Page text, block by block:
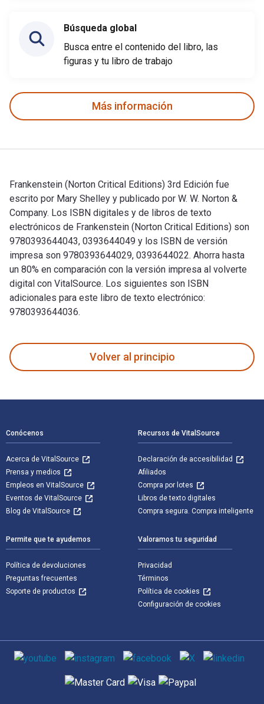
Búsqueda global
Busca entre el contenido del libro, las
figuras y tu libro de trabajo
Más información
Frankenstein (Norton Critical Editions) 3rd Edición fue
escrito por Mary Shelley y publicado por W. W. Norton &
Company. Los ISBN digitales y de libros de texto
electrónicos de Frankenstein (Norton Critical Editions) son
9780393644043, 0393644049 y los ISBN de versión
impresa son 9780393644029, 0393644022. Ahorra hasta
un 80% en comparación con la versión impresa al volverte
digital con VitalSource. Los siguientes son ISBN
adicionales para este libro de texto electrónico:
9780393644036.
Volver al principio
Conócenos
Acerca de VitalSource
Prensa y medios
Empleos en VitalSource
Eventos de VitalSource
Blog de VitalSource
Recursos de VitalSource
Declaración de accesibilidad
Afiliados
Compra por lotes
Libros de texto digitales
Compra segura. Compra inteligente
Permite que te ayudemos
Política de devoluciones
Preguntas frecuentes
Soporte de productos
Valoramos tu seguridad
Privacidad
Términos
Política de cookies
Configuración de cookies
Medios de comunicación social
Métodos de pago admitidos